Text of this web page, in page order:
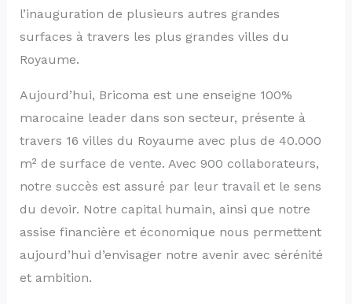
l’inauguration de plusieurs autres grandes
surfaces à travers les plus grandes villes du
Royaume.
Aujourd’hui, Bricoma est une enseigne 100%
marocaine leader dans son secteur, présente à
travers 16 villes du Royaume avec plus de 40.000
m² de surface de vente. Avec 900 collaborateurs,
notre succès est assuré par leur travail et le sens
du devoir. Notre capital humain, ainsi que notre
assise financière et économique nous permettent
aujourd’hui d’envisager notre avenir avec sérénité
et ambition.